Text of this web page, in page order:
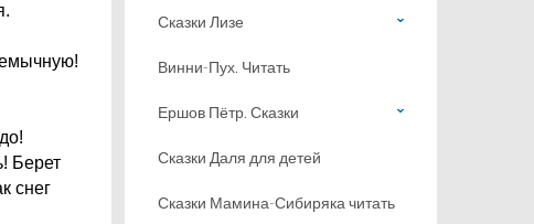
Берет
снег
Сказки Лизе
Винни-Пух. Читать
Ершов Пётр. Сказки
Сказки Даля для детей
Сказки Мамина-Сибиряка читать